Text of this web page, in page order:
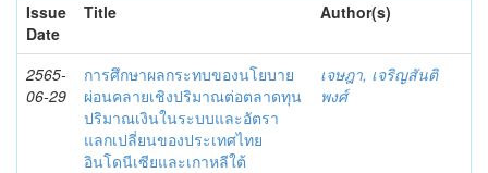
Issue
Date
Title Author(s)
2565-
06-29
การศึกษาผลกระทบของนโยบาย
ผ่อนคลายเชิงปริมาณต่อตลาดทุน
ปริมาณเงินในระบบและอัตรา
แลกเปลี่ยนของประเทศไทย
อินโดนีเซียและเกาหลีใต้
เจษฎา, เจริญสันติ
พงศ์